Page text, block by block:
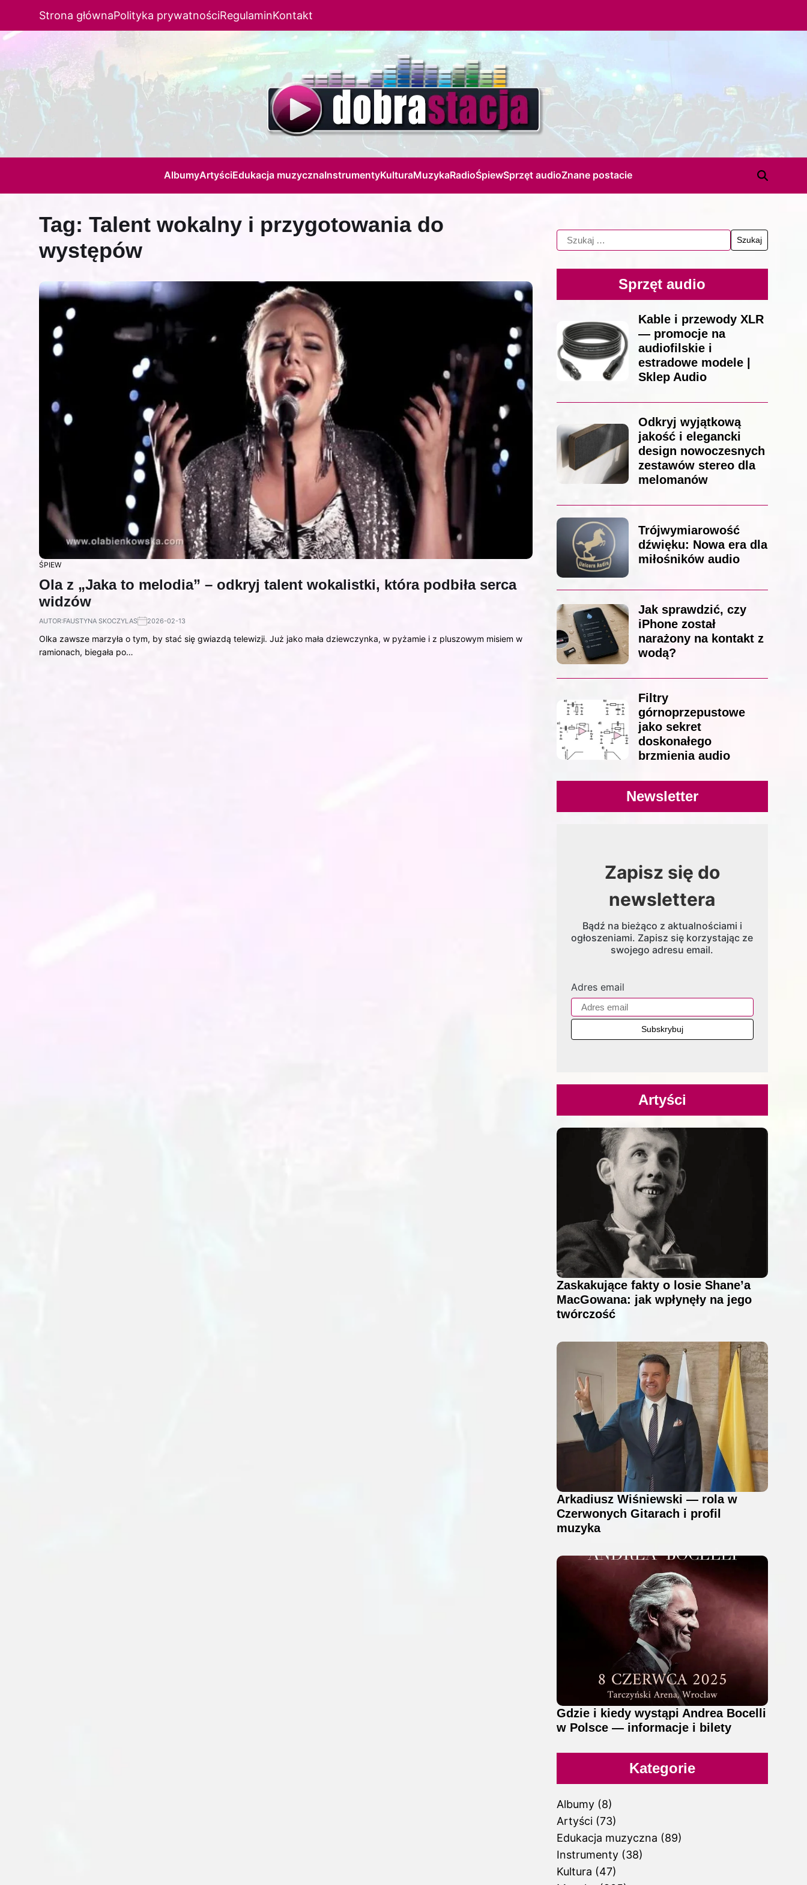
Strona głównaPolityka prywatnościRegulaminKontakt
AlbumyArtyściEdukacja muzycznaInstrumentyKulturaMuzykaRadioŚpiewSprzęt audioZnane postacie
Tag: Talent wokalny i przygotowania do
występów
ŚPIEW
Ola z „Jaka to melodia” – odkryj talent wokalistki, która podbiła serca
widzów
AUTOR:FAUSTYNA SKOCZYLAS 2026-02-13
Olka zawsze marzyła o tym, by stać się gwiazdą telewizji. Już jako mała dziewczynka, w pyżamie i z pluszowym misiem w
ramionach, biegała po…
Sprzęt audio
Kable i przewody XLR
— promocje na
audiofilskie i
estradowe modele |
Sklep Audio
Odkryj wyjątkową
jakość i elegancki
design nowoczesnych
zestawów stereo dla
melomanów
Trójwymiarowość
dźwięku: Nowa era dla
miłośników audio
Jak sprawdzić, czy
iPhone został
narażony na kontakt z
wodą?
Filtry
górnoprzepustowe
jako sekret
doskonałego
brzmienia audio
Newsletter
Zapisz się do
newslettera
Bądź na bieżąco z aktualnościami i
ogłoszeniami. Zapisz się korzystając ze
swojego adresu email.
Adres email
Artyści
Zaskakujące fakty o losie Shane’a
MacGowana: jak wpłynęły na jego
twórczość
Arkadiusz Wiśniewski — rola w
Czerwonych Gitarach i profil
muzyka
Gdzie i kiedy wystąpi Andrea Bocelli
w Polsce — informacje i bilety
Kategorie
Albumy(8)
Artyści(73)
Edukacja muzyczna (89)
Instrumenty(38)
Kultura (47)